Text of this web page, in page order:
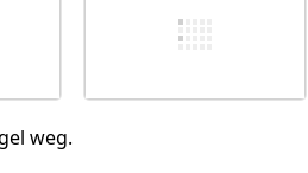
Kommentieren
weg.